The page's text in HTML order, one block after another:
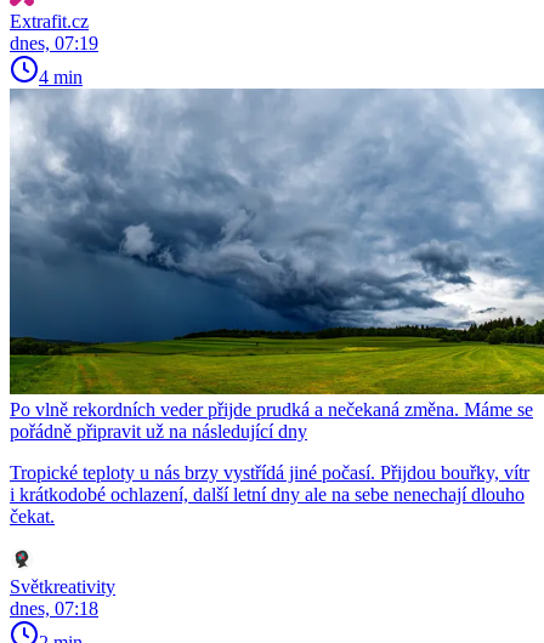
Extrafit.cz
dnes, 07:19
4 min
Po vlně rekordních veder přijde prudká a nečekaná změna. Máme se
pořádně připravit už na následující dny
Tropické teploty u nás brzy vystřídá jiné počasí. Přijdou bouřky, vítr
i krátkodobé ochlazení, další letní dny ale na sebe nenechají dlouho
čekat.
Světkreativity
dnes, 07:18